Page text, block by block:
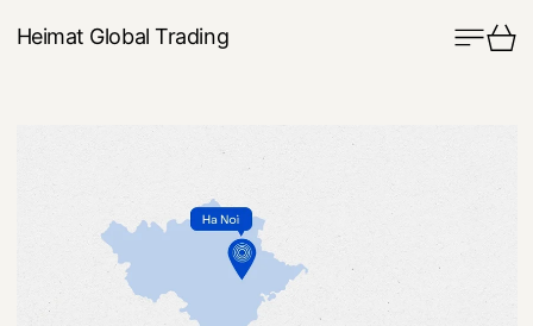
Heimat Global Trading Thực
Xe